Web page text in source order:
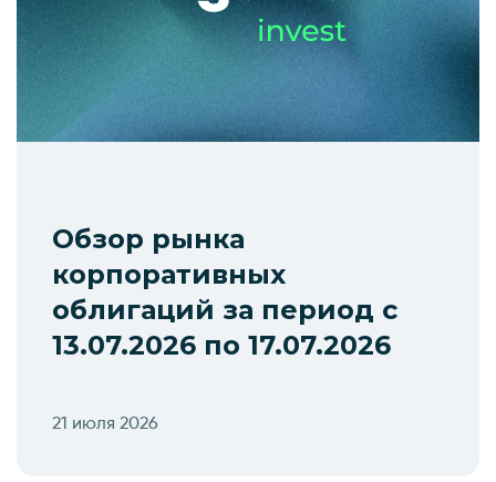
Обзор рынка
корпоративных
облигаций за период с
13.07.2026 по 17.07.2026
21 июля 2026